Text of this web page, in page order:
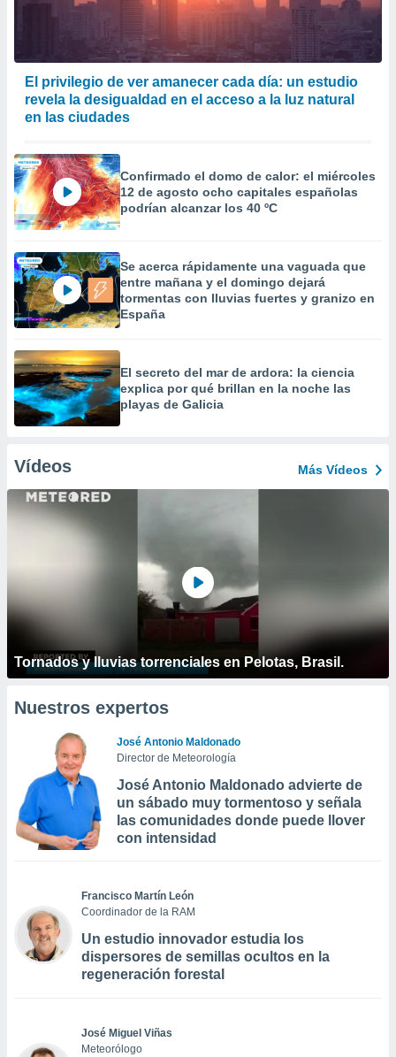
El privilegio de ver amanecer cada día: un estudio
revela la desigualdad en el acceso a la luz natural
en las ciudades
Confirmado el domo de calor: el miércoles
12 de agosto ocho capitales españolas
podrían alcanzar los 40 ºC
Se acerca rápidamente una vaguada que
entre mañana y el domingo dejará
tormentas con lluvias fuertes y granizo en
España
El secreto del mar de ardora: la ciencia
explica por qué brillan en la noche las
playas de Galicia
Vídeos Más Vídeos
Tornados y lluvias torrenciales en Pelotas, Brasil.
Nuestros expertos
José Antonio Maldonado
Director de Meteorología
José Antonio Maldonado advierte de
un sábado muy tormentoso y señala
las comunidades donde puede llover
con intensidad
Francisco Martín León
Coordinador de la RAM
Un estudio innovador estudia los
dispersores de semillas ocultos en la
regeneración forestal
José Miguel Viñas
Meteorólogo